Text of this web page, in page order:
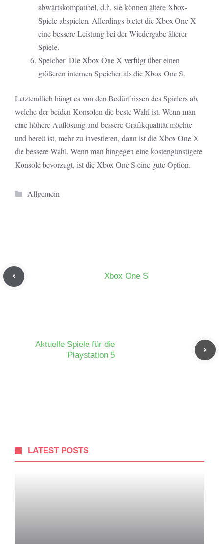
abwärtskompatibel, d.h. sie können ältere Xbox-
Spiele abspielen. Allerdings bietet die Xbox One X
eine bessere Leistung bei der Wiedergabe älterer
Spiele.
Speicher: Die Xbox One X verfügt über einen
größeren internen Speicher als die Xbox One S.
Letztendlich hängt es von den Bedürfnissen des Spielers ab,
welche der beiden Konsolen die beste Wahl ist. Wenn man
eine höhere Auflösung und bessere Grafikqualität möchte
und bereit ist, mehr zu investieren, dann ist die Xbox One X
die bessere Wahl. Wenn man hingegen eine kostengünstigere
Konsole bevorzugt, ist die Xbox One S eine gute Option.
Kategorien
Allgemein
Xbox One S
Aktuelle Spiele für die
Playstation 5
LATEST POSTS